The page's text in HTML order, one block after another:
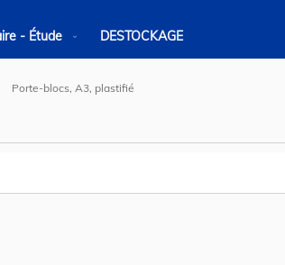
- Étude DESTOCKAGE
Porte-blocs, A3, plastifié